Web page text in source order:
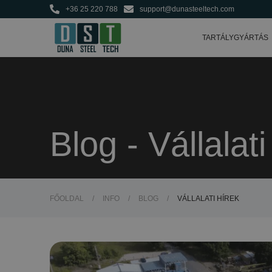
+36 25 220 788 support@dunasteeltech.com
TARTÁLYGYÁRTÁS
Blog -
FŐOLDAL / INFO / BLOG / VÁLLALATI HÍREK